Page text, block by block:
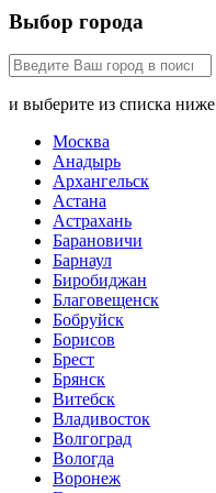
Выбор города
и выберите из списка ниже
Москва
Анадырь
Архангельск
Астана
Астрахань
Барановичи
Барнаул
Биробиджан
Благовещенск
Бобруйск
Борисов
Брест
Брянск
Витебск
Владивосток
Волгоград
Вологда
Воронеж